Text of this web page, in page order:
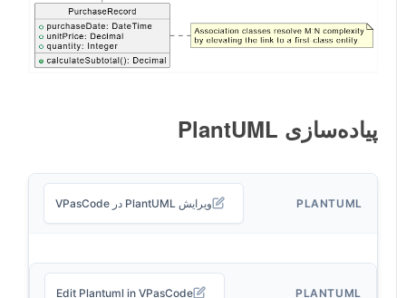
پیاده‌سازی PlantUML
PLANTUML ویرایش PlantUML در VPasCode
PLANTUML
Edit Plantuml in VPasCode